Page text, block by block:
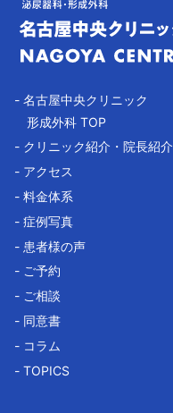
- 名古屋中央クリニック
形成外科 TOP
- クリニック紹介・院長紹介
- アクセス
- 料金体系
- 症例写真
- 患者様の声
- ご予約
- ご相談
- 同意書
- コラム
- TOPICS